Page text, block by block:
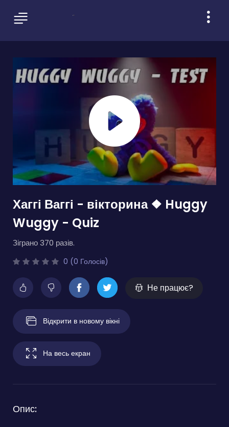
Хаггі Ваггі - вікторина ❖ Huggy
Wuggy - Quiz
Зіграно 370 разів.
0 (0 Голосів)
Не працює?
Відкрити в новому вікні
На весь екран
Опис: